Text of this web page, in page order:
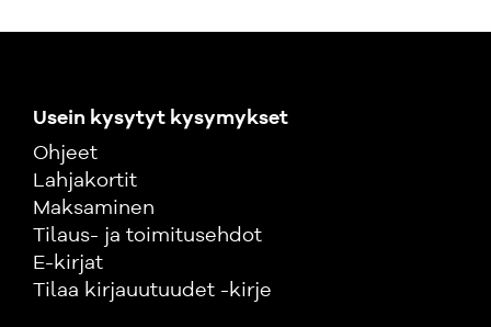
Usein kysytyt kysymykset
Ohjeet
Lahjakortit
Maksaminen
Tilaus- ja toimitusehdot
E-kirjat
Tilaa kirjauutuudet -kirje